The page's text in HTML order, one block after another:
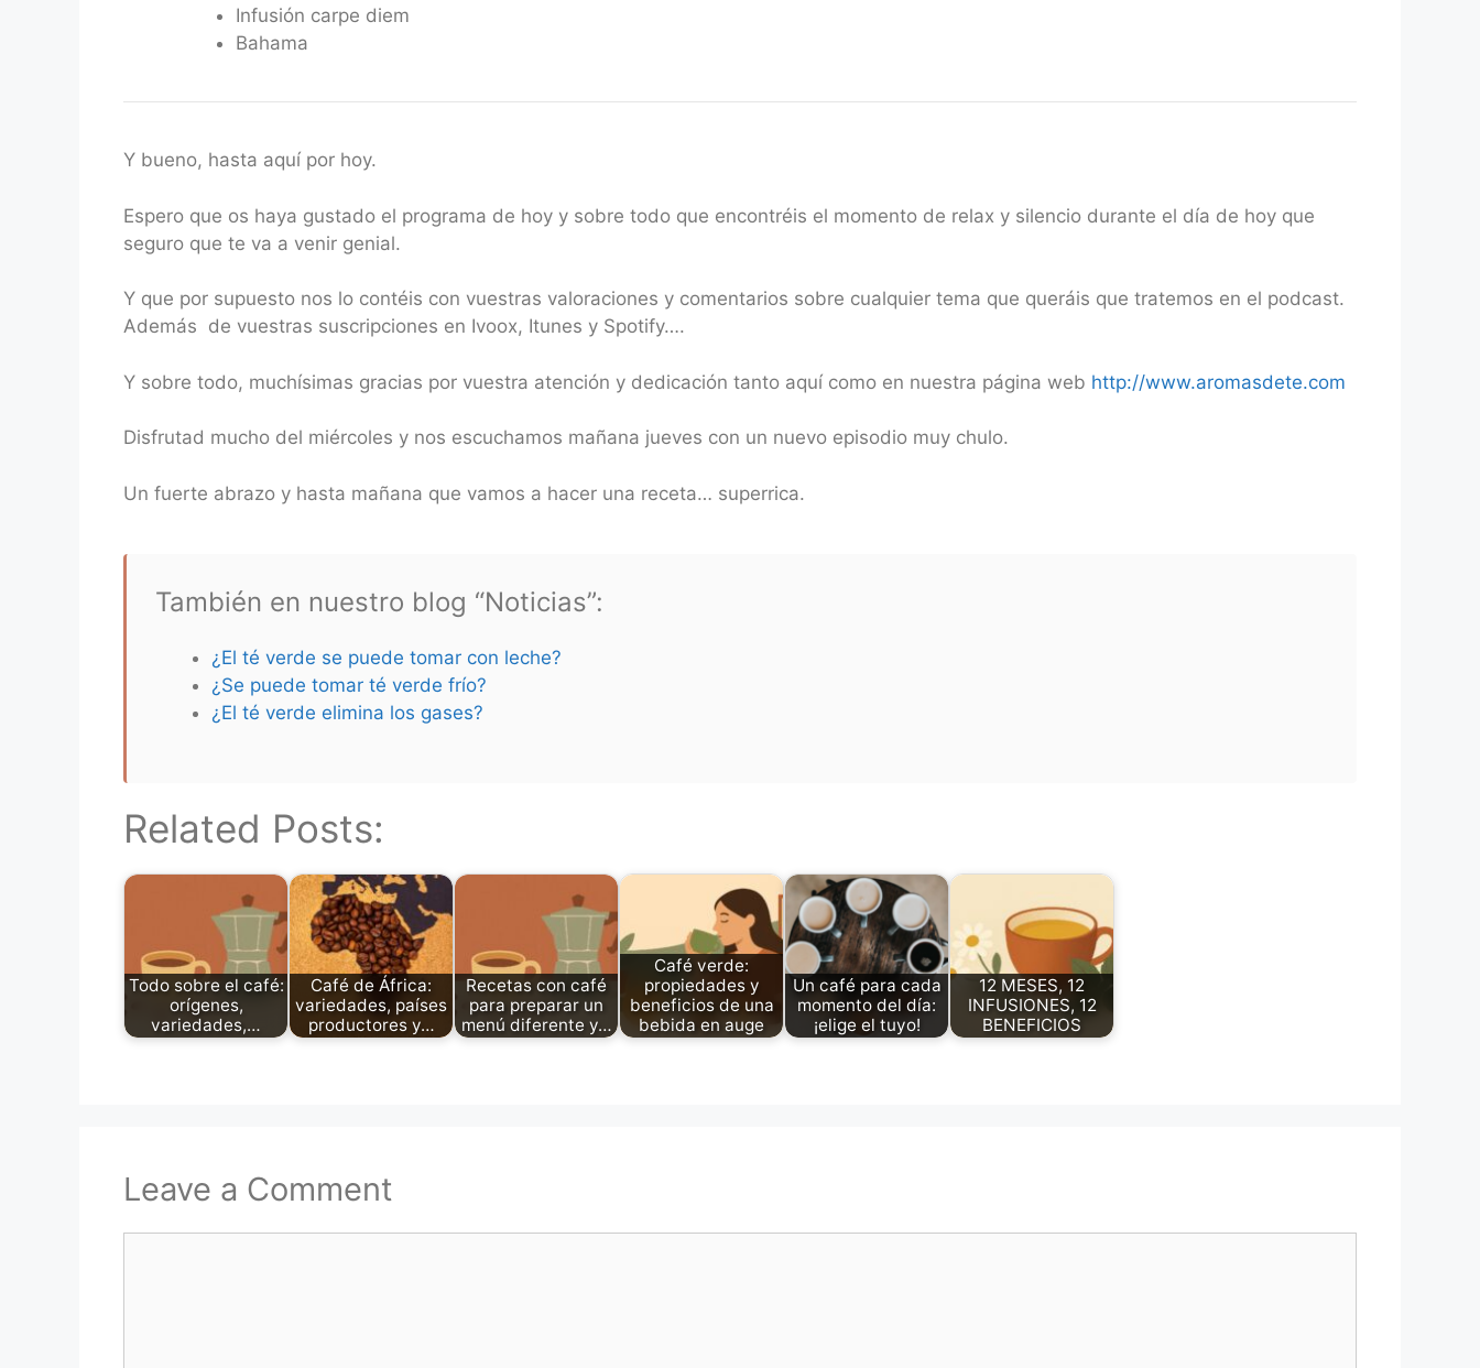
Infusión carpe diem
Bahama
Y bueno, hasta aquí por hoy.
Espero que os haya gustado el programa de hoy y sobre todo que encontréis el momento de relax y silencio durante el día de hoy que
seguro que te va a venir genial.
Y que por supuesto nos lo contéis con vuestras valoraciones y comentarios sobre cualquier tema que queráis que tratemos en el podcast.
Además de vuestras suscripciones en Ivoox, Itunes y Spotify….
Y sobre todo, muchísimas gracias por vuestra atención y dedicación tanto aquí como en nuestra página web http://www.aromasdete.com
Disfrutad mucho del miércoles y nos escuchamos mañana jueves con un nuevo episodio muy chulo.
Un fuerte abrazo y hasta mañana que vamos a hacer una receta… superrica.
También en nuestro blog “Noticias”:
¿El té verde se puede tomar con leche?
¿Se puede tomar té verde frío?
¿El té verde elimina los gases?
Related Posts:
Todo sobre el café:
orígenes,
variedades,…
Café de África:
variedades, países
productores y…
Recetas con café
para preparar un
menú diferente y…
Café verde:
propiedades y
beneficios de una
bebida en auge
Un café para cada
momento del día:
¡elige el tuyo!
12 MESES, 12
INFUSIONES, 12
BENEFICIOS
Leave a Comment